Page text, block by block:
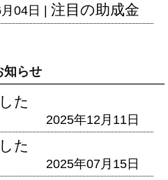
04日 | 注目の助成金
知らせ
た
2025年12月11日
た
2025年07月15日